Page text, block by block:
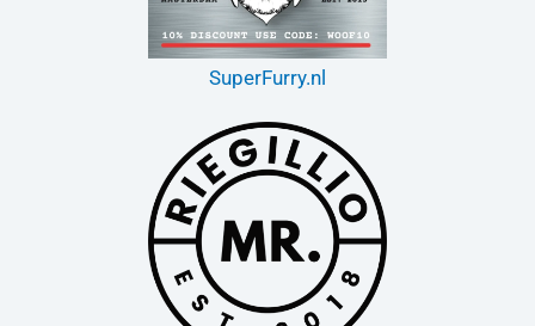
SuperFurry.nl